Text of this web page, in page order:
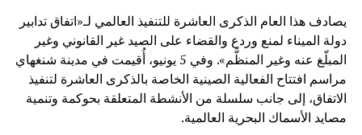
وأضاف أن الصين من خلال هذه المبادرة تسعى إلى تقديم نموذج
جديد في العلاقات الدولية يقوم على التكامل الاقتصادي بدل
الصراع الجيوسياسي.
ورغم النجاحات المسجلة، توقف المحاضر عند مجموعة من
التحديات التي تواجه المبادرة، من أبرزها:
يصادف هذا العام الذكرى العاشرة للتنفيذ العالمي لـ«اتفاق تدابير
دولة الميناء لمنع وردع والقضاء على الصيد غير القانوني وغير
المبلّغ عنه وغير المنظَّم». وفي 5 يونيو، أُقيمت في مدينة شنغهاي
مراسم افتتاح الفعالية الصينية الخاصة بالذكرى العاشرة لتنفيذ
الاتفاق، إلى جانب سلسلة من الأنشطة المتعلقة بحوكمة وتنمية
مصايد الأسماك البحرية العالمية.